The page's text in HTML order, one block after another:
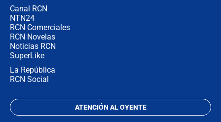
Canal RCN
NTN24
RCN Comerciales
RCN Novelas
Noticias RCN
SuperLike
La República
RCN Social
ATENCIÓN AL OYENTE